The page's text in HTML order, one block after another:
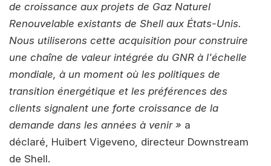
de croissance aux projets de Gaz Naturel
Renouvelable existants de Shell aux États-Unis.
Nous utiliserons cette acquisition pour construire
une chaîne de valeur intégrée du GNR à l'échelle
mondiale, à un moment où les politiques de
transition énergétique et les préférences des
clients signalent une forte croissance de la
demande dans les années à venir » a
déclaré, Huibert Vigeveno, directeur Downstream
de Shell.